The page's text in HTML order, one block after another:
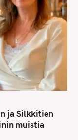
ja Silkkitien
muistia